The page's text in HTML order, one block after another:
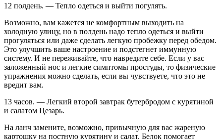
12 полдень. — Тепло одеться и выйти погулять.
Возможно, вам кажется не комфортным выходить на
холодную улицу, но в полдень надо тепло одеться и выйти
прогуляться или даже сделать легкую пробежку перед обедом.
Это улучшить ваше настроение и подстегнет иммунную
систему. И не переживайте, что навредите себе. Если у вас
заложенный нос и легкие симптомы простуды, то физические
упражнения можно сделать, если вы чувствуете, что это не
вредит вам.
13 часов. — Легкий второй завтрак бутербродом с курятиной
и салатом Цезарь.
На ланч замените, возможно, привычную для вас жареную
картошку на постную курятину и салат. Белок помогает